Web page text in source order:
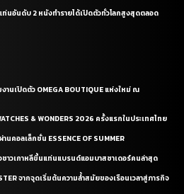
แท่นอันดับ 2 หนังทำรายได้เปิดตัวทั่วโลกสูงสุดตลอด
นเปิดตัว OMEGA BOUTIQUE แห่งใหม่ ณ
& WONDERS 2026 ครั้งแรกในประเทศไทย
คอลเล็กชั่น ESSENCE OF SUMMER
าวเกาหลีขึ้นแท่นแบรนด์แอมบาสซาเดอร์คนล่าสุด
จากจุดเริ่มต้นความล้ำสมัยของเรือนเวลาสู่ภารกิจ